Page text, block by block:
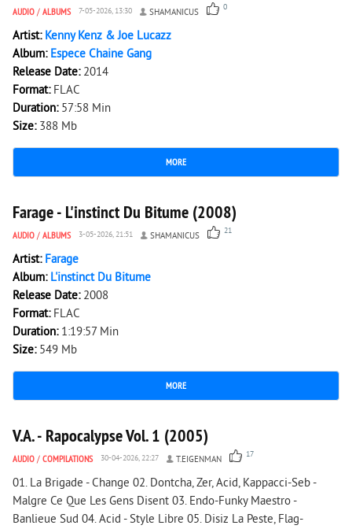
AUDIO / ALBUMS 7-05-2026, 13:30 SHAMANICUS 0
Artist: Kenny Kenz & Joe Lucazz
Album: Espece Chaine Gang
Release Date: 2014
Format: FLAC
Duration: 57:58 Min
Size: 388 Mb
MORE
11 216 0
Farage - L'instinct Du Bitume (2008)
AUDIO / ALBUMS 3-05-2026, 21:51 SHAMANICUS 21
Artist: Farage
Album: L'instinct Du Bitume
Release Date: 2008
Format: FLAC
Duration: 1:19:57 Min
Size: 549 Mb
MORE
6 243 0
V.A. - Rapocalypse Vol. 1 (2005)
AUDIO / COMPILATIONS 30-04-2026, 22:27 T.EIGENMAN 17
01. La Brigade - Change 02. Dontcha, Zer, Acid, Kappacci-Seb -
Malgre Ce Que Les Gens Disent 03. Endo-Funky Maestro -
Banlieue Sud 04. Acid - Style Libre 05. Disiz La Peste, Flag-